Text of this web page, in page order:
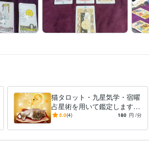
猫タロット・九星気学・宿曜
占星術を用いて鑑定します
お客様のお悩みの対処法＆攻
5.0(4) 180 円 /分